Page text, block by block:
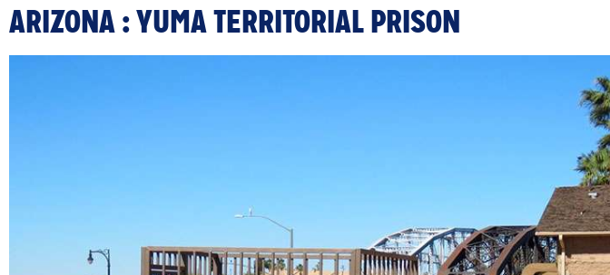
ARIZONA : YUMA TERRITORIAL PRISON